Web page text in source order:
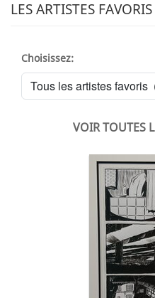
LES ARTISTES
Choisissez:
VOIR TOUTES